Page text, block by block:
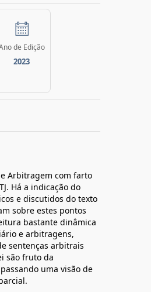
de Edição
2023
Arbitragem com farto
Há a indicação do
e discutidos do texto
sobre estes pontos
bastante dinâmica
e arbitragens,
sentenças arbitrais
são fruto da
uma visão de